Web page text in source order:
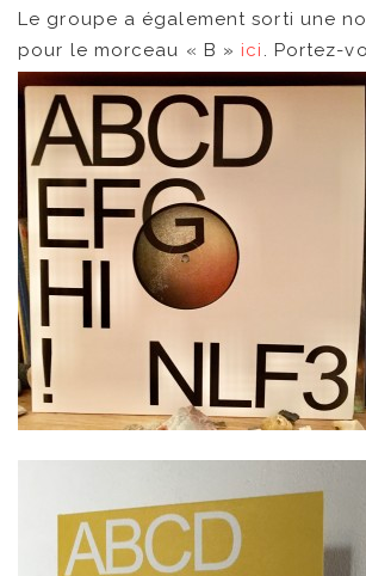
NEWS
ARTISTES
CATALOGUE
VIDÉOS
KOOL BIRDS
OUVRÉ
BOOKING
Le groupe a également sorti une
pour le morceau « B » ici . Portez-